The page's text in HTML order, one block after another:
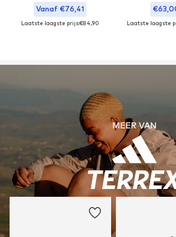
Vanaf €76,41
Laatste laagste prijs:€84,90 Laatste laagste
MEER VAN